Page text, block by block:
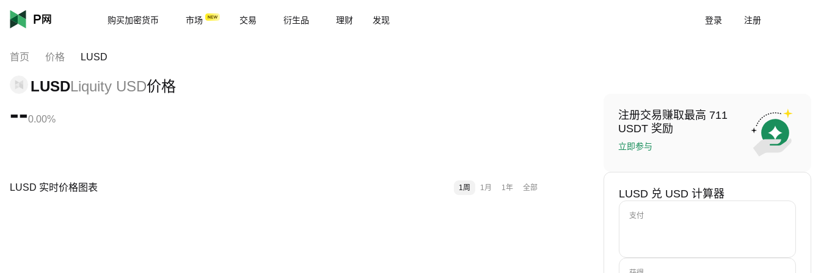
购买加密货币 市场 交易 衍生品 理财 发现 登录 注册
首页 价格 LUSD
LUSDLiquity USD价格
--0.00%
LUSD 实时价格图表 1周 1月 1年 全部
注册交易赚取最高 711
USDT 奖励
立即参与
LUSD 兑 USD 计算器
支付